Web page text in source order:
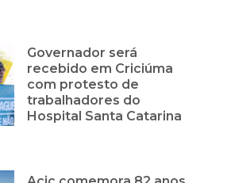
Governador será
recebido em Criciúma
com protesto de
trabalhadores do
Hospital Santa Catarina